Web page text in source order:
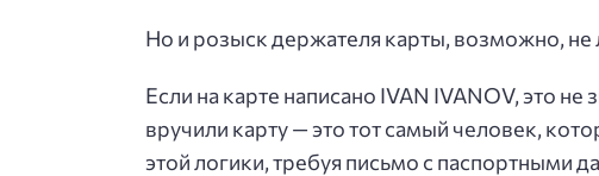
Но и розыск держателя карты, возможно, не
Если на карте написано IVAN IVANOV, это
вручили карту — это тот самый человек,
этой логики, требуя письмо с паспортными